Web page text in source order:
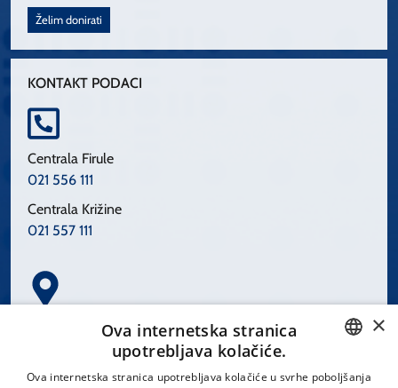
Želim donirati
KONTAKT PODACI
Centrala Firule
021 556 111
Centrala Križine
021 557 111
Spinčićeva 1, 21000 Split
CROATIAN
×
Ova internetska stranica
upotrebljava kolačiće.
Ova internetska stranica upotrebljava kolačiće u svrhe poboljšanja